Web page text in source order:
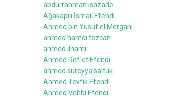
abdurrahman isazade
Ağakapılı İsmail Efendi
Ahmed bin Yusuf el Mergani
ahmed hamdi tezcan
ahmed ilhami
Ahmed Ref`et Efendi
ahmed süreyya saltuk
Ahmed Tevfik Efendi
Ahmed Vehbi Efendi